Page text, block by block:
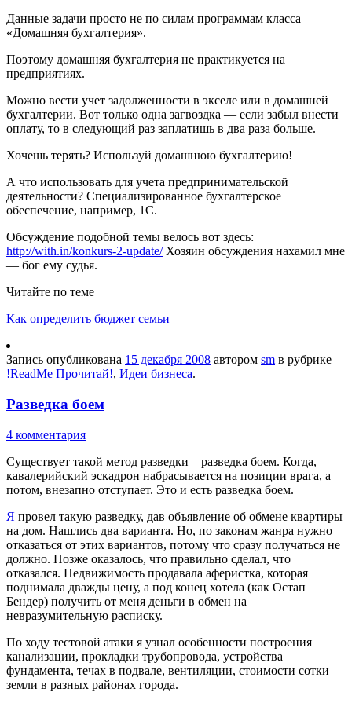
Данные задачи просто не по силам программам класса
«Домашняя бухгалтерия».
Поэтому домашняя бухгалтерия не практикуется на
предприятиях.
Можно вести учет задолженности в экселе или в домашней
бухгалтерии. Вот только одна загвоздка — если забыл внести
оплату, то в следующий раз заплатишь в два раза больше.
Хочешь терять? Используй домашнюю бухгалтерию!
А что использовать для учета предпринимательской
деятельности? Специализированное бухгалтерское
обеспечение, например, 1С.
Обсуждение подобной темы велось вот здесь:
http://with.in/konkurs-2-update/Хозяин обсуждения нахамил мне
— бог ему судья.
Читайте по теме
Как определить бюджет семьи
Запись опубликована 15 декабря 2008 автором sm в рубрике
!ReadMe Прочитай!, Идеи бизнеса.
Разведка боем
4 комментария
Существует такой метод разведки – разведка боем. Когда,
кавалерийский эскадрон набрасывается на позиции врага, а
потом, внезапно отступает. Это и есть разведка боем.
Я провел такую разведку, дав объявление об обмене квартиры
на дом. Нашлись два варианта. Но, по законам жанра нужно
отказаться от этих вариантов, потому что сразу получаться не
должно. Позже оказалось, что правильно сделал, что
отказался. Недвижимость продавала аферистка, которая
поднимала дважды цену, а под конец хотела (как Остап
Бендер) получить от меня деньги в обмен на
невразумительную расписку.
По ходу тестовой атаки я узнал особенности построения
канализации, прокладки трубопровода, устройства
фундамента, течах в подвале, вентиляции, стоимости сотки
земли в разных районах города.